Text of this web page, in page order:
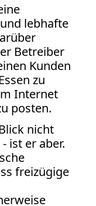
lebhafte
Betreiber
Kunden
zu
Internet
posten.
nicht
ist er aber.
freizügige